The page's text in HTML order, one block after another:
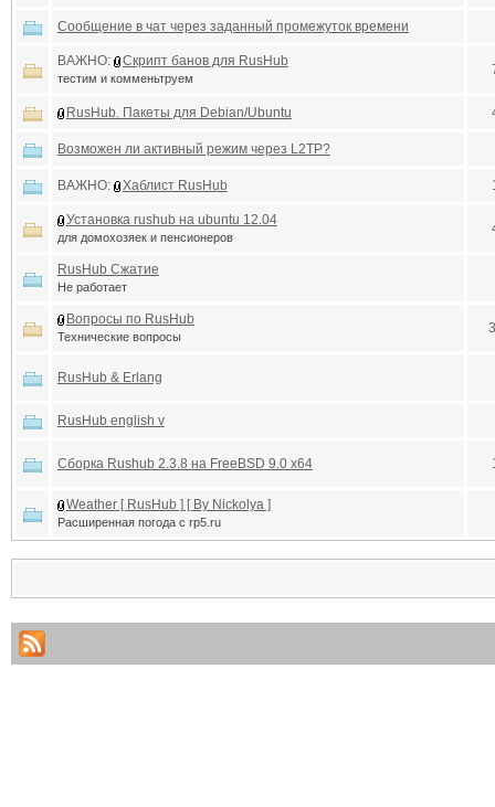
Сообщение в чат через заданный промежуток времени
ВАЖНО: Скрипт банов для RusHub
тестим и комменьтруем
RusHub. Пакеты для Debian/Ubuntu
Возможен ли активный режим через L2TP?
ВАЖНО: Хаблист RusHub
Установка rushub на ubuntu 12.04
для домохозяек и пенсионеров
RusHub Сжатие
Не работает
Вопросы по RusHub
Технические вопросы
RusHub & Erlang
RusHub english v
Сборка Rushub 2.3.8 на FreeBSD 9.0 x64
Weather [ RusHub ] [ By Nickolya ]
Расширенная погода с rp5.ru